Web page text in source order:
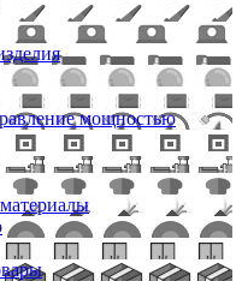
мощностью